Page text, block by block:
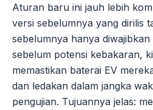
Aturan baru ini jauh lebih
versi sebelumnya yang dirilis
sebelumnya hanya
sebelum potensi kebakaran,
memastikan baterai EV
dan ledakan dalam jangka
pengujian. Tujuannya jelas: